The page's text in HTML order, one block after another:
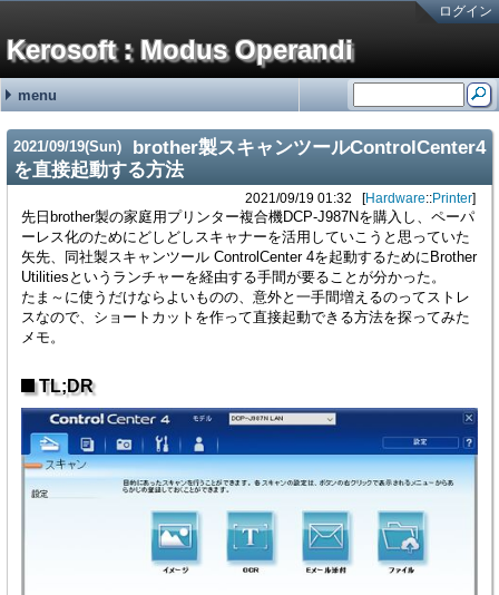
ログイン
Kerosoft : Modus Operandi
menu
最近の記事
#251:
SONYの無線ノイキャンヘッドホン WH-1000XM3の延命措置 (06/19)
#250:
ディスプレイの入力切替イベントを拾う方法メモ (12/31)
#249:
無停電電源装置(UPS)の鉛バッテリーを無料で処分する方法 (10/01)
#248:
アメリカ現地番号のAT&T SIMカードを日本で準備していく方法
#247:
古のRaspberry Piを使ったお手軽デジタルサイネージ (01/31)
最近のコメント
霧ヶ峰REMOTEの機器登録バグの回避方法 金曜が大好きなOL
brother製スキャンツールControlCenter4を直接起動する方法 hy
霧ヶ峰REMOTEの機器登録バグの回避方法 せつこ
霧ヶ峰REMOTEの機器登録バグの回避方法 nn
霧ヶ峰REMOTEの機器登録バグの回避方法 n
タグNetService (15)
adiary (5)
Google (1)
ValueDomain (2)
Sakura (1)
Software (176)
Windows (95)
Macintosh (5)
Linux (69)
VM/ESXi (6)
Languages (13)
Java (2)
Perl (7)
C# (2)
CSS (1)
JavaScript (1)
Hardware (46)
PC (8)
VAIO (7)
Phone (8)
Printer (4)
NAS (1)
HDDRecorder (1)
CarNavi (1)
NetworkSwitch (8)
Raspberry Pi (2)
ThinkPad (2)
Appliances (3)
Mobile (4)
(none) (2)
2021/09/19(Sun)
brother製スキャンツールControlCenter4
を直接起動する方法
2021/09/19 01:32 Hardware::Printer
先日brother製の家庭用プリンター複合機DCP-J987Nを購入し、ペーパ
ーレス化のためにどしどしスキャナーを活用していこうと思っていた
矢先、同社製スキャンツール ControlCenter 4を起動するためにBrother
Utilitiesというランチャーを経由する手間が要ることが分かった。
たま～に使うだけならよいものの、意外と一手間増えるのってストレ
スなので、ショートカットを作って直接起動できる方法を探ってみた
メモ。
TL;DR